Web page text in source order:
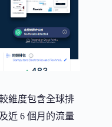
維度包含全球排
近 6 個月的流量